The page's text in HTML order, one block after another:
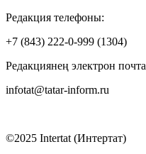
Редакция телефоны:
+7 (843) 222-0-999 (1304)
Редакциянең электрон
infotat@tatar-inform.ru
©2025 Intertat (Интертат)